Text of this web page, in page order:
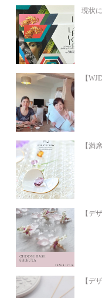
現状
【
【満
【デ
【デ